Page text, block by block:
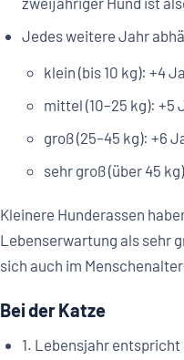
Jedes weitere Jahr
klein (bis 10 kg): +4
mittel (10–25 kg): +5
groß (25–45 kg): +6
sehr groß (über 45
Kleinere Hunderassen
Lebenserwartung als sehr
sich auch im
Bei der Katze
1. Lebensjahr entspricht